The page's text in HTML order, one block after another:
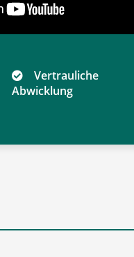
Vertrauliche
Abwicklung